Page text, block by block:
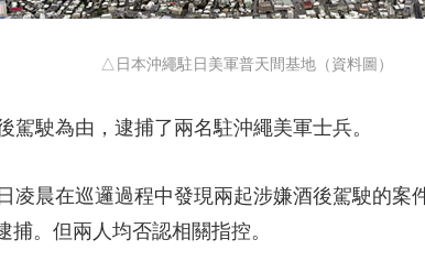
△日本沖繩駐日美軍普天間基地（資料圖）
為由，逮捕了兩名駐沖繩美軍士兵。
在巡邏過程中發現兩起涉嫌酒後駕駛的案
。但兩人均否認相關指控。